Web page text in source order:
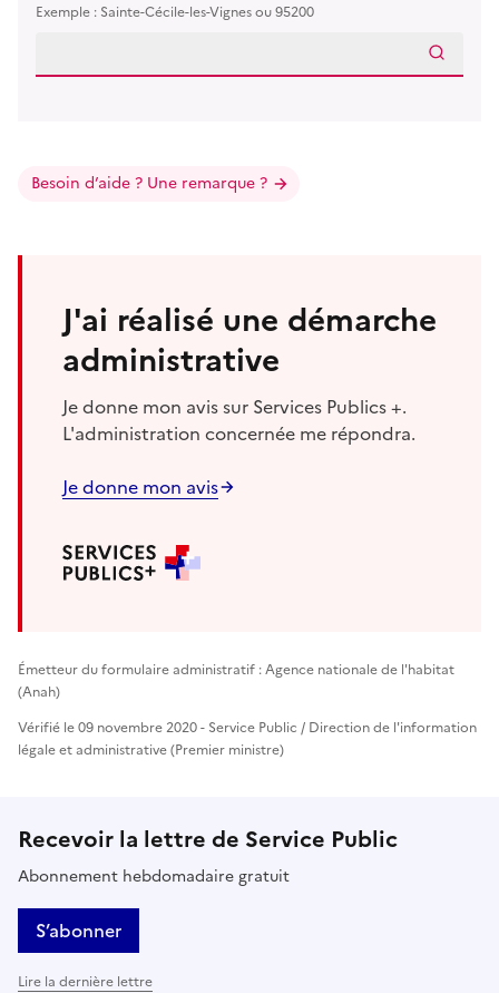
Exemple : Sainte-Cécile-les-Vignes ou 95200
Besoin d’aide ? Une remarque ?
J'ai réalisé une démarche
administrative
Je donne mon avis sur Services Publics +.
L'administration concernée me répondra.
Je donne mon avis
Émetteur du formulaire administratif : Agence nationale de l'habitat
(Anah)
Vérifié le 09 novembre 2020 - Service Public / Direction de l'information
légale et administrative (Premier ministre)
Recevoir la lettre de Service Public
Abonnement hebdomadaire gratuit
S’abonner
Lire la dernière lettre